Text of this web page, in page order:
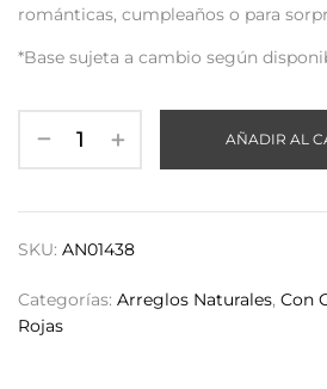
románticas, cumpleaños o para
*Base sujeta a cambio según
AÑADIR AL
SKU: AN01438
Categorías: Arreglos Naturales, Con
Rojas